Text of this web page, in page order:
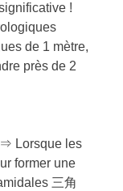
!
de 1 mètre,
près de 2
Lorsque les
former une
三角